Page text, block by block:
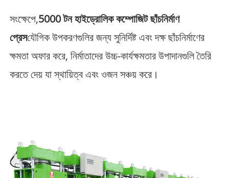
সংক্ষেপে,5000 টন হাইড্রোলিক কম্পোজিট ছাঁচনির্মাণ
প্রেসযৌগিক উপকরণগুলির জন্য সুনির্দিষ্ট এবং দক্ষ ছাঁচনির্মাণের
ক্ষমতা অফার করে, নির্মাতাদের উচ্চ-কার্যক্ষমতার উপাদানগুলি তৈরি
করতে দেয় যা স্থায়িত্ব এবং ওজন সঞ্চয় করে।